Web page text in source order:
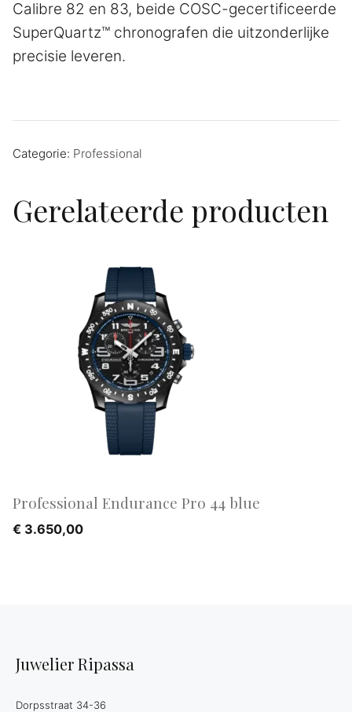
Calibre 82 en 83, beide COSC-gecertificeerde
SuperQuartz™ chronografen die uitzonderlijke
precisie leveren.
Categorie: Professional
Gerelateerde producten
Professional Endurance Pro 44 blue
€ 3.650,00
Juwelier Ripassa
Dorpsstraat 34-36